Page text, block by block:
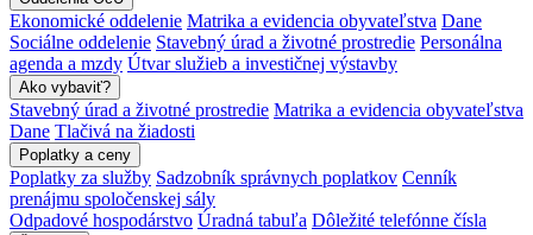
Ekonomické oddelenie Matrika a evidencia obyvateľstva Dane
Sociálne oddelenie Stavebný úrad a životné prostredie Personálna
agenda a mzdy Útvar služieb a investičnej výstavby
Ako vybaviť?
Stavebný úrad a životné prostredie Matrika a evidencia obyvateľstva
Dane Tlačivá na žiadosti
Poplatky a ceny
Poplatky za služby Sadzobník správnych poplatkov Cenník
prenájmu spoločenskej sály
Odpadové hospodárstvo Úradná tabuľa Dôležité telefónne čísla